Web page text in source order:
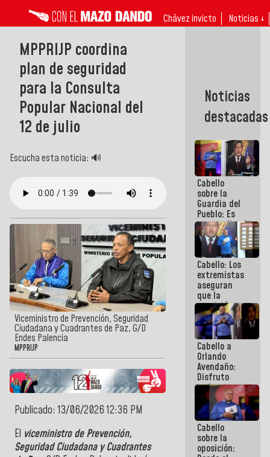
Chávez invicto Noticias ↓
MPPRIJP coordina
plan de seguridad
para la Consulta
Popular Nacional del
12 de julio
Escucha esta noticia: 🔊
Viceministro de Prevención, Seguridad
Ciudadana y Cuadrantes de Paz, G/D
Endes Palencia
MPPRIJP
Publicado: 13/06/2026 12:36 PM
El viceministro de Prevención,
Seguridad Ciudadana y Cuadrantes
Noticias
destacadas
Cabello
sobre la
Guardia del
Pueblo: Es
extraordinario
como esos
muchachos
y
muchachas
se enlazan
con la gente
Cabello: Los
extremistas
aseguran
que la
oposición
actual es la
más
dividida de
la historia
de
Venezuela
Cabello a
Orlando
Avendaño:
Disfruto
cada vez
que escribes
porque lo
que haces
es
embarrarla
Cabello
sobre la
oposición: